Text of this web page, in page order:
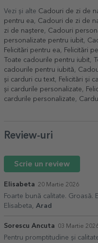
Vezi și alte Cadouri de zi de
pentru ea
Cadouri de zi de
zi de naștere
Cadouri
personalizate pentru iubit
Felicitări pentru ea
Felicitări
Toate cadourile pentru iubit
cadourile pentru iubită
și carduri cu text
Felicitări și
și cardurile personalizate
cardurile personalizate
Review-uri
Scrie un review
Elisabeta 20 Martie 2026
Foarte bună calitate. Groasă.
Elisabeta, Arad
Sorescu Ancuta 03 Martie
Pentru promptitudine și